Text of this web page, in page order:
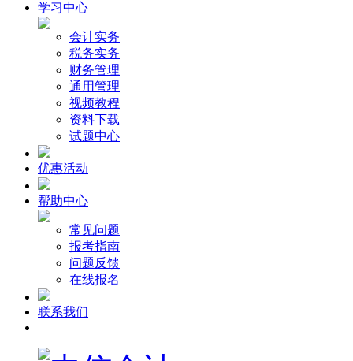
学习中心
会计实务
税务实务
财务管理
通用管理
视频教程
资料下载
试题中心
优惠活动
帮助中心
常见问题
报考指南
问题反馈
在线报名
联系我们